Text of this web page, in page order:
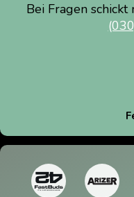
Bei Fragen schickt